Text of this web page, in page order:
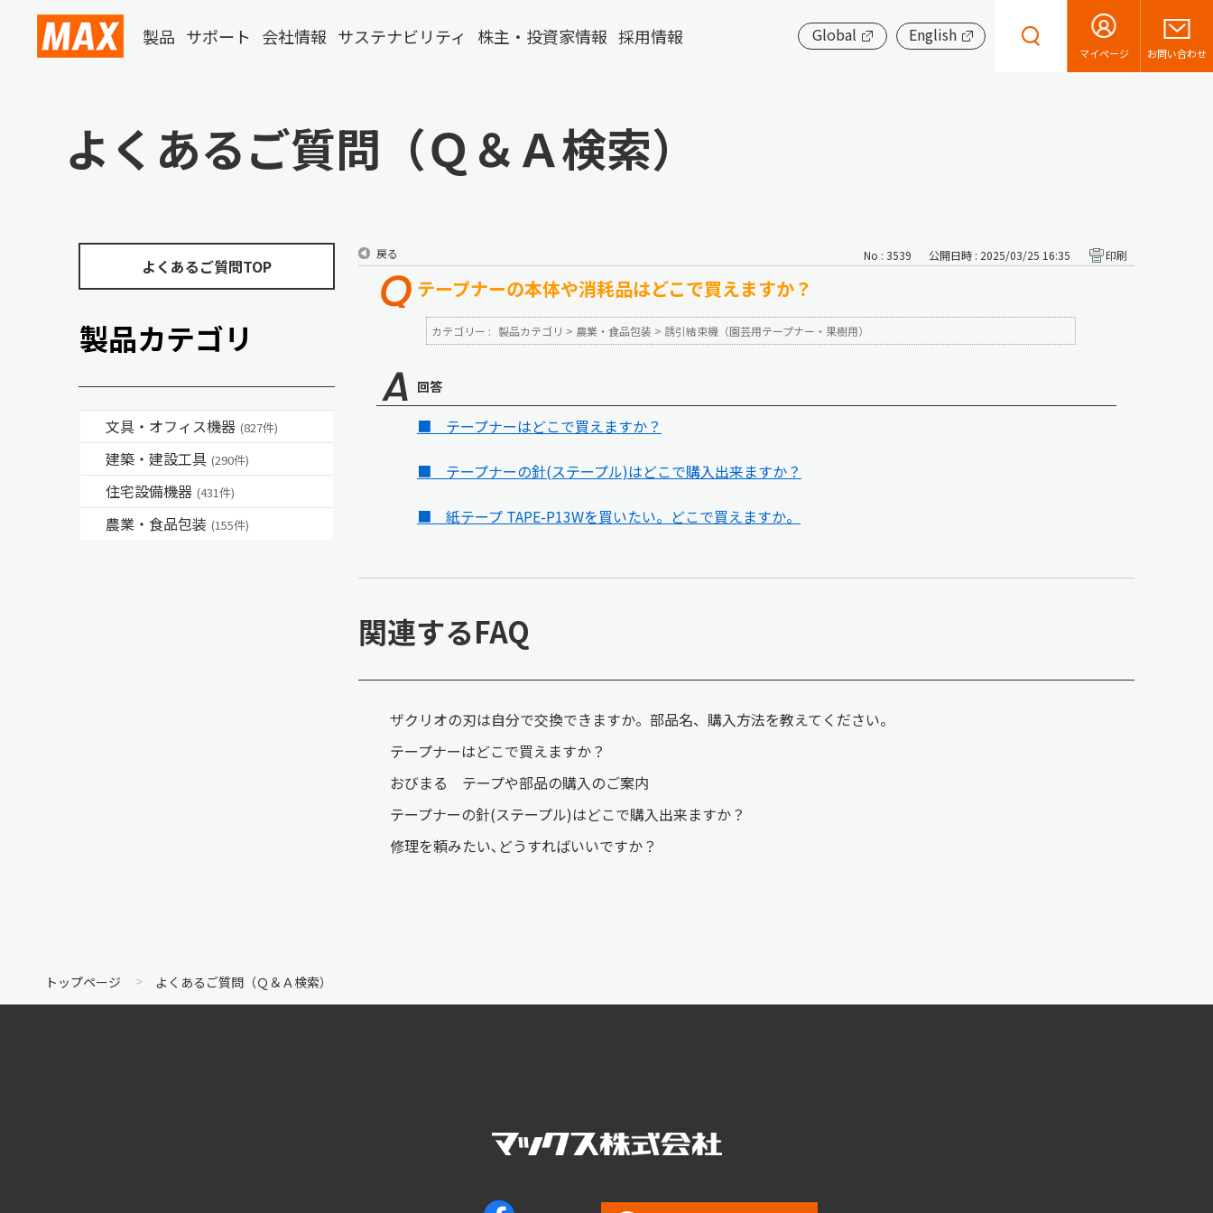
製品 サポート 会社情報 サステナビリティ 株主・投資家情報 採用情報 Global English
マイページ お問い合わせ
よくあるご質問（Ｑ＆Ａ検索）
よくあるご質問TOP
製品カテゴリ
文具・オフィス機器 (827件)
建築・建設工具 (290件)
住宅設備機器 (431件)
農業・食品包装 (155件)
戻る No : 3539 公開日時 : 2025/03/25 16:35 印刷
テープナーの本体や消耗品はどこで買えますか？
カテゴリー : 製品カテゴリ > 農業・食品包装 > 誘引結束機（園芸用テープナー・果樹用）
回答
■ テープナーはどこで買えますか？
■ テープナーの針(ステープル)はどこで購入出来ますか？
■ 紙テープ TAPE-P13Wを買いたい。どこで買えますか。
関連するFAQ
ザクリオの刃は自分で交換できますか。部品名、購入方法を教えてください。
テープナーはどこで買えますか？
おびまる テープや部品の購入のご案内
テープナーの針(ステープル)はどこで購入出来ますか？
修理を頼みたい､どうすればいいですか？
トップページ よくあるご質問（Ｑ＆Ａ検索）